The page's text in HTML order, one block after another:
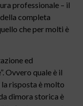
professionale – il
completa
che per molti è
ed
Ovvero quale è il
risposta è molto
dimora storica è